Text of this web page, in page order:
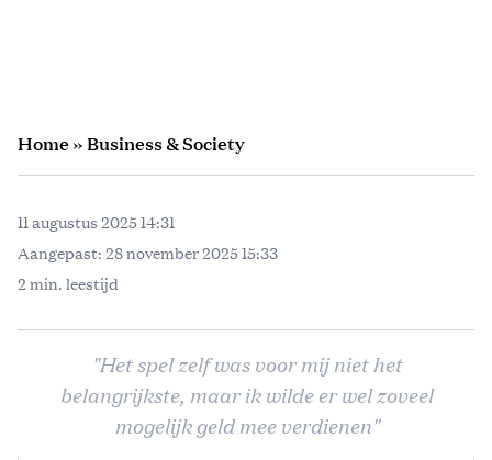
Home»Business & Society
11 augustus 2025 14:31
Aangepast: 28 november 2025 15:33
2 min. leestijd
"Het spel zelf was voor mij niet het
belangrijkste, maar ik wilde er wel zoveel
mogelijk geld mee verdienen"